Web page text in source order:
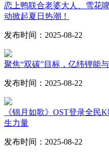
恋上鸭联合老婆大人、雪花
动掀起夏日热潮！
发布时间：2025-08-22
聚焦“双碳”目标，亿纬锂能
发布时间：2025-08-22
《锦月如歌》OST登录全民
生力量
发布时间：2025-08-22